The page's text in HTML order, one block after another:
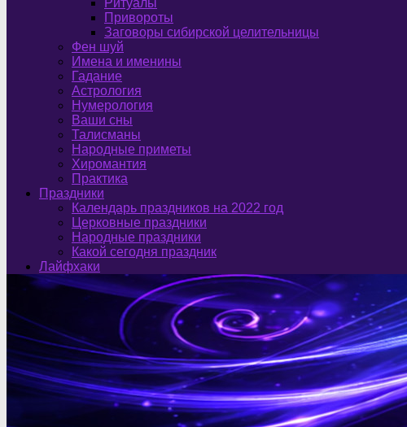
Ритуалы
Привороты
Заговоры сибирской целительницы
Фен шуй
Имена и именины
Гадание
Астрология
Нумерология
Ваши сны
Талисманы
Народные приметы
Хиромантия
Практика
Праздники
Календарь праздников на 2022 год
Церковные праздники
Народные праздники
Какой сегодня праздник
Лайфхаки